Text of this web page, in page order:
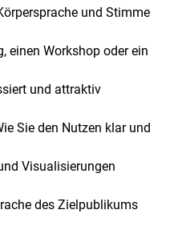
und Stimme
einen Workshop oder ein
und attraktiv
Sie den Nutzen klar und
Visualisierungen
des Zielpublikums